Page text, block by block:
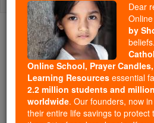
Trending:
Daily Reading for
Today's Reading The
Daniel -
Dear
by
Online School, Prayer
Learning Resources essential
2.2 million students and
worldwide. Our founders, now
their entire life savings to protect